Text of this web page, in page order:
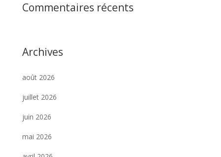
Commentaires récents
Archives
août 2026
juillet 2026
juin 2026
mai 2026